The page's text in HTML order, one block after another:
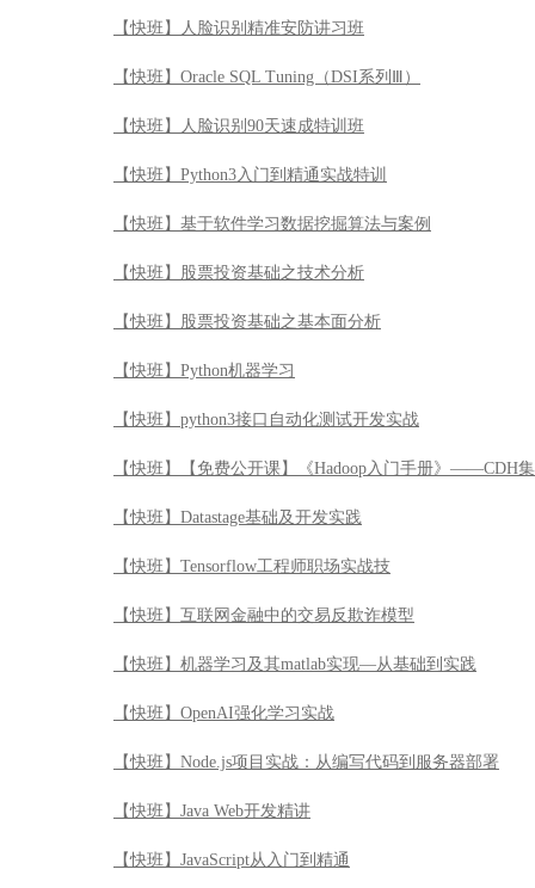
【快班】人脸识别精准安防讲习班
【快班】Oracle SQL Tuning（DSI系列Ⅲ）
【快班】人脸识别90天速成特训班
【快班】Python3入门到精通实战特训
【快班】基于软件学习数据挖掘算法与案例
【快班】股票投资基础之技术分析
【快班】股票投资基础之基本面分析
【快班】Python机器学习
【快班】python3接口自动化测试开发实战
【快班】【免费公开课】《Hadoop入门手册》——CDH
【快班】Datastage基础及开发实践
【快班】Tensorflow工程师职场实战技
【快班】互联网金融中的交易反欺诈模型
【快班】机器学习及其matlab实现—从基础到实践
【快班】OpenAI强化学习实战
【快班】Node.js项目实战：从编写代码到服务器部署
【快班】Java Web开发精讲
【快班】JavaScript从入门到精通